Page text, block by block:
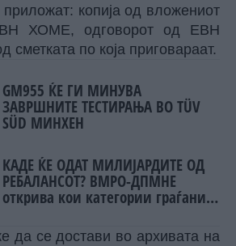
приложат: копија од вложениот
ХОМЕ, одговорот од ЕВН
сметката по која приговараат.
GM955 ЌЕ ГИ МИНУВА
ЗАВРШНИТЕ ТЕСТИРАЊА ВО TÜV
SÜD МИНХЕН
КАДЕ ЌЕ ОДАТ МИЛИЈАРДИТЕ ОД
РЕБАЛАНСОТ? ВМРО-ДПМНЕ
открива кои категории граѓани
да се достави во архивата на